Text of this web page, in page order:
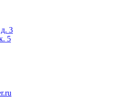
3
5